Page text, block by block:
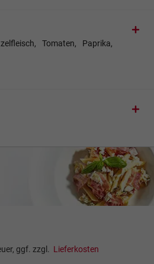
Tomaten, Paprika,
ggf. zzgl. Lieferkosten